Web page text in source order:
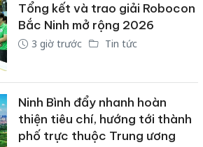
Tổng kết và trao giải Robocon
Bắc Ninh mở rộng 2026
3 giờ trước Tin tức
Ninh Bình đẩy nhanh hoàn
thiện tiêu chí, hướng tới thành
phố trực thuộc Trung ương